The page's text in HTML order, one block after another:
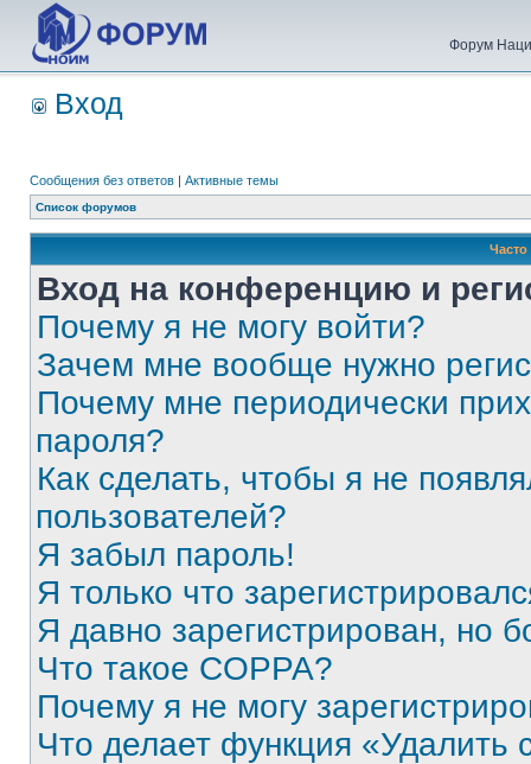
Форум
Вход
Сообщения без ответов | Активные темы
Список форумов
Вход на конференцию и
Почему я не могу войти?
Зачем мне вообще нужно
Почему мне периодически
пароля?
Как сделать, чтобы я не
пользователей?
Я забыл пароль!
Я только что
Я давно зарегистрирован, но
Что такое COPPA?
Почему я не могу
Что делает функция «Удалить